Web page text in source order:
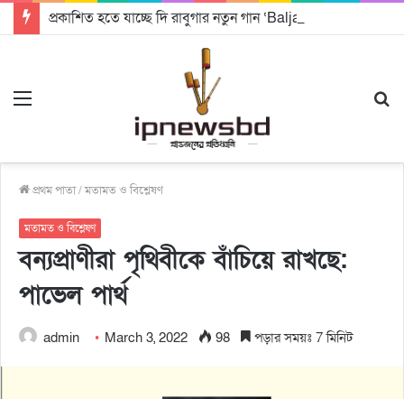
প্রকাশিত হতে যাচ্ছে দি রাবুগার নতুন গান ‘Baljanggi’
প্রথম পাতা/মতামত ও বিশ্লেষণ
মতামত ও বিশ্লেষণ
বন্যপ্রাণীরা পৃথিবীকে বাঁচিয়ে রাখছে:
পাভেল পার্থ
admin March 3, 2022 98 পড়ার সময়ঃ 7 মিনিট